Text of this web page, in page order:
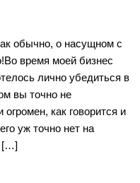
обычно, о насущном с
время моей бизнес
лично убедиться в
вы точно не
как говорится и
уж точно нет на
[…]